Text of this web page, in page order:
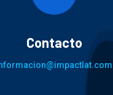
Contacto